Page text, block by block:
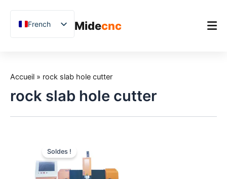
Midecnc
Produit
Applications
Support
French
English
Vietnamese
German
Russian
Uzbek
Accueil » rock slab hole cutter
rock slab hole cutter
Soldes !